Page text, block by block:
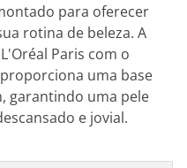
para oferecer
rotina de beleza. A
Paris com o
uma base
garantindo uma pele
e jovial.